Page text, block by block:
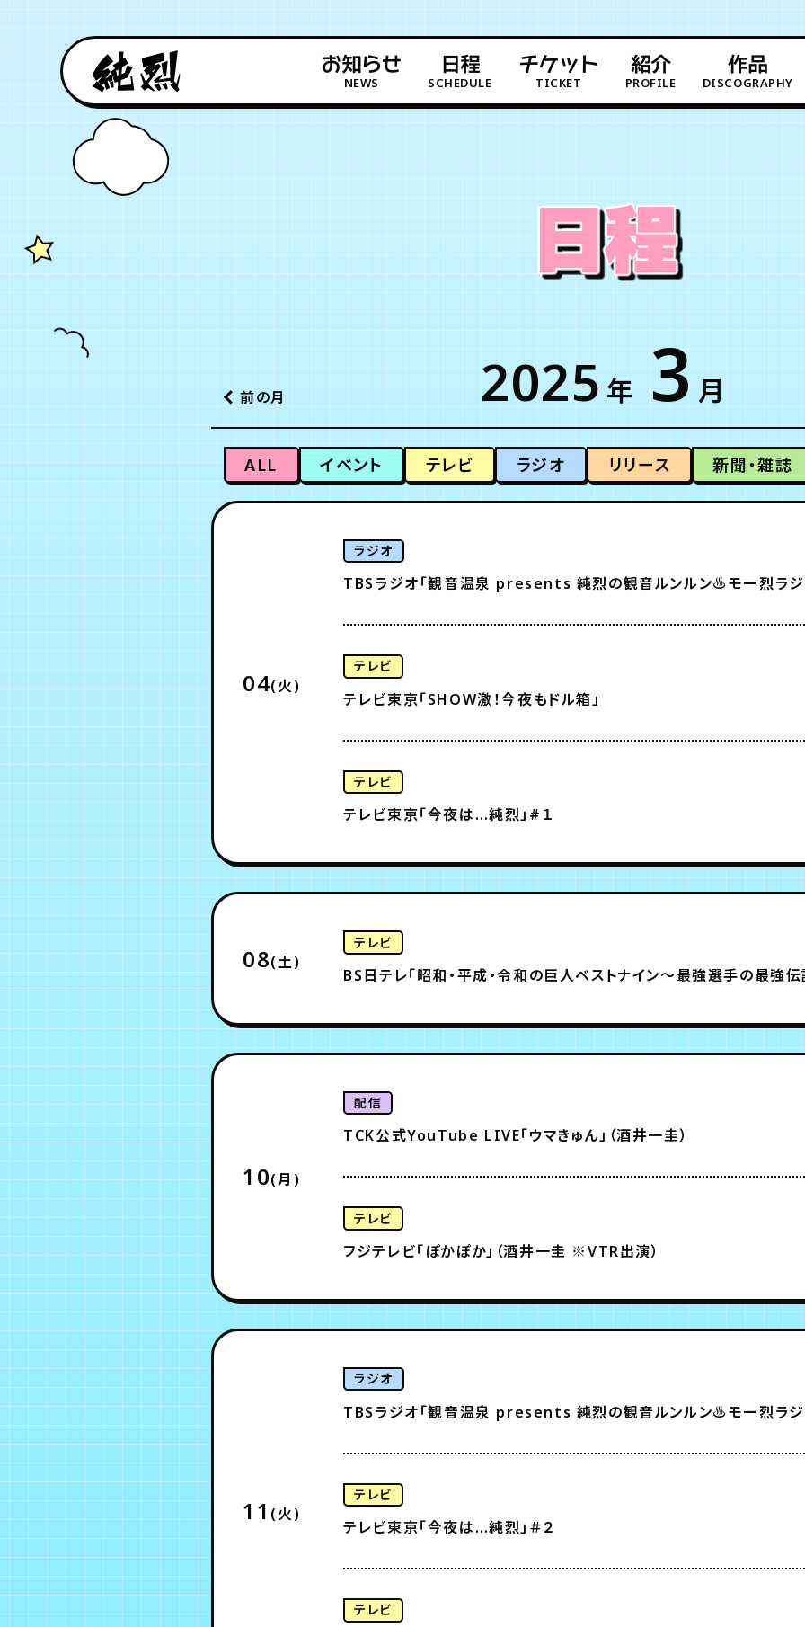
お知らせ
NEWS
日程
SCHEDULE
チケット
TICKET
紹介
PROFILE
作品
DISCOGRAPHY
日程
2025 年 3 月
前の月
ALL イベント テレビ ラジオ リリース 新聞・雑誌
04(火)
ラジオ
TBSラジオ「観音温泉 presents 純烈の観音ルンルン♨モー烈ラジ
テレビ
テレビ東京「SHOW激！今夜もドル箱」
テレビ
テレビ東京「今夜は…純烈」#１
08(土)
テレビ
BS日テレ「昭和・平成・令和の巨人ベストナイン～最強選手の最強伝
10(月)
配信
TCK公式YouTube LIVE「ウマきゅん」（酒井一圭）
テレビ
フジテレビ「ぽかぽか」（酒井一圭 ※VTR出演）
11 (火)
ラジオ
TBSラジオ「観音温泉 presents 純烈の観音ルンルン♨モー烈ラジ
テレビ
テレビ東京「今夜は…純烈」＃２
テレビ